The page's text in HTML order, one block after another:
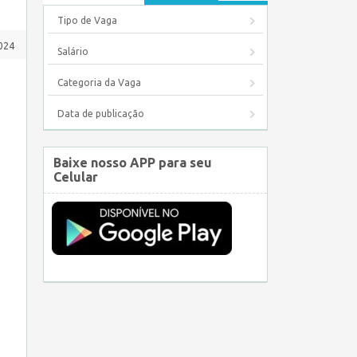
Tipo de Vaga
Salário
Categoria da Vaga
Data de publicação
Baixe nosso APP para seu
Celular